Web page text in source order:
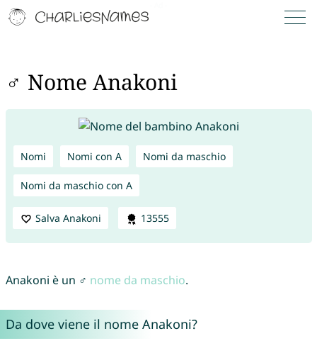
♂ Nome Anakoni
Nomi Nomi con A Nomi da maschio
Nomi da maschio con A
Salva Anakoni 13555
Anakoni è un ♂ nome da maschio.
Da dove viene il nome Anakoni?